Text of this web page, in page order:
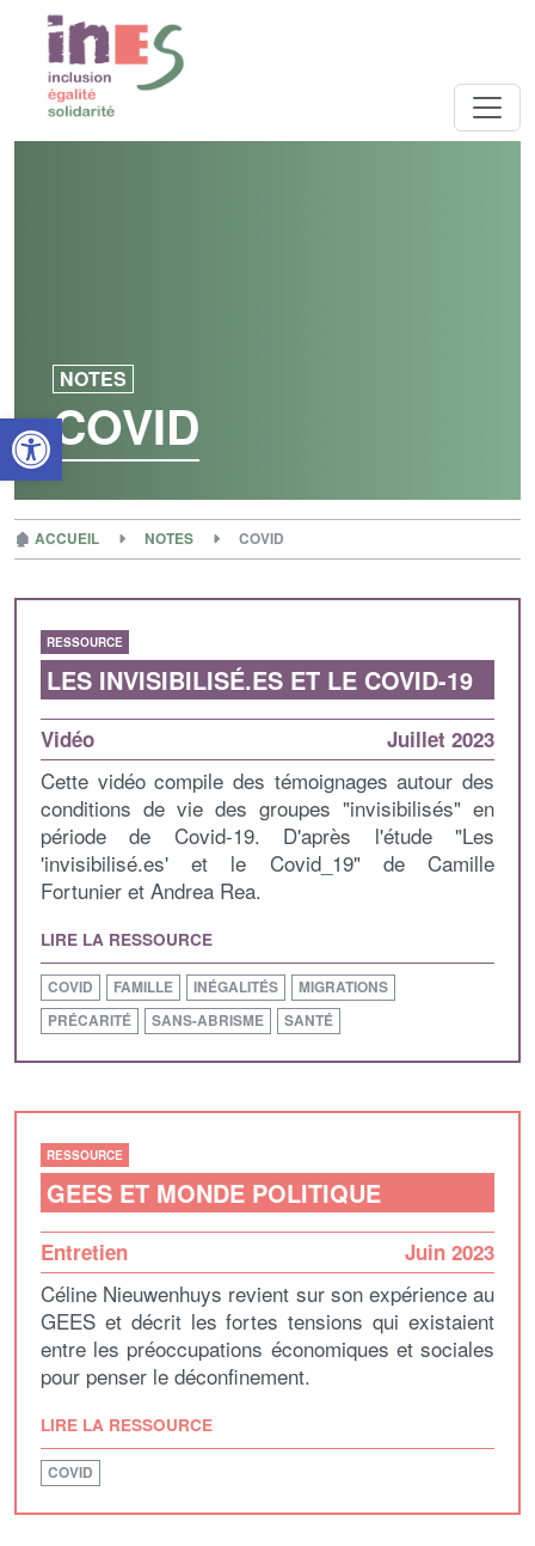
Open toolbar
NOTES
COVID
🏚 ACCUEIL NOTES COVID
RESSOURCE
LES INVISIBILISÉ.ES ET LE COVID-19
Vidéo Juillet 2023
Cette vidéo compile des témoignages autour des
conditions de vie des groupes "invisibilisés" en
période de Covid-19. D'après l'étude "Les
'invisibilisé.es' et le Covid_19" de Camille
Fortunier et Andrea Rea.
LIRE LA RESSOURCE
COVID FAMILLE INÉGALITÉS
MIGRATIONS
PRÉCARITÉ
SANS-ABRISME SANTÉ
RESSOURCE
GEES ET MONDE POLITIQUE
Entretien Juin 2023
Céline Nieuwenhuys revient sur son expérience au
GEES et décrit les fortes tensions qui existaient
entre les préoccupations économiques et sociales
pour penser le déconfinement.
LIRE LA RESSOURCE
COVID